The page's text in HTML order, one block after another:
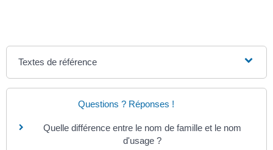
Textes de référence
Questions ? Réponses !
Quelle différence entre le nom de famille et le nom
d'usage ?